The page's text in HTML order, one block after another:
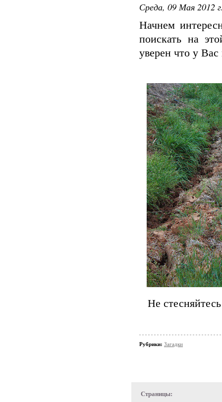
Среда, 09 Мая 2012
Начнем
поискать на
уверен что у
Не
Рубрики: Загадки
Страницы: